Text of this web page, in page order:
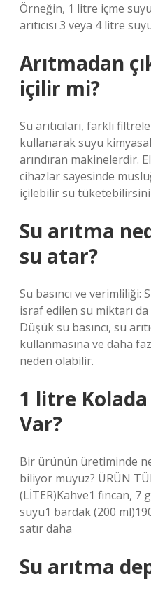
Örneğin, 1 litre içme
arıtıcısı 3 veya 4 litre
Arıtmadan
içilir mi?
Su arıtıcıları, farklı
kullanarak suyu
arındıran makinelerdir.
cihazlar sayesinde
içilebilir su
Su arıtma
su atar?
Su basıncı ve verimliliği:
israf edilen su miktarı da
Düşük su basıncı, su
kullanmasına ve daha
neden olabilir.
1 litre
Var?
Bir ürünün üretiminde ne
biliyor muyuz? ÜRÜN
(LİTER)Kahve1 fincan, 7
suyu1 bardak (200
satır daha
Su arıtma